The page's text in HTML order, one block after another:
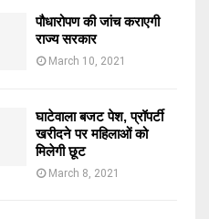
पौधारोपण की जांच कराएगी
राज्य सरकार
March 10, 2021
घाटेवाला बजट पेश, प्रॉपर्टी
खरीदने पर महिलाओं को
मिलेगी छूट
March 8, 2021